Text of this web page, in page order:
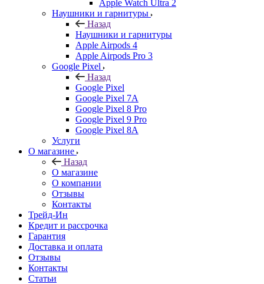
Apple Watch Ultra 2
Наушники и гарнитуры
Назад
Наушники и гарнитуры
Apple Airpods 4
Apple Airpods Pro 3
Google Pixel
Назад
Google Pixel
Google Pixel 7А
Google Pixel 8 Pro
Google Pixel 9 Pro
Google Pixel 8A
Услуги
О магазине
Назад
О магазине
О компании
Отзывы
Контакты
Трейд-Ин
Кредит и рассрочка
Гарантия
Доставка и оплата
Отзывы
Контакты
Статьи